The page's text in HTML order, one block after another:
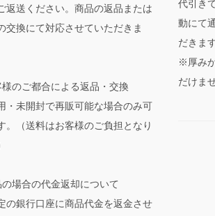
返送ください。商品の返品または
交換にて対応させていただきま
のご都合による返品・交換
・未開封で再販可能な場合のみ可
。（送料はお客様のご負担となり
場合の代金返却について
の銀行口座に商品代金を返金させ
代引き
動にて
だきます
※厚み
だけま